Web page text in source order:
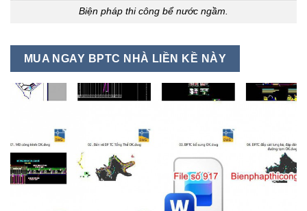
Biện pháp thi công bể nước ngầm.
MUA NGAY BPTC NHÀ LIỀN KỀ NÀY